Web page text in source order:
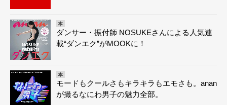
本
ダンサー・振付師 NOSUKEさんによる人気連
載“ダンエク”がMOOKに！
本
モードもクールさもキラキラもエモさも。anan
が撮るなにわ男子の魅力全部。